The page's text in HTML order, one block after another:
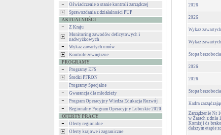
Oświadczenie o stanie kontroli zarządczej
Sprawozdania z działalności PUP
AKTUALNOŚCI
Z Kraju
Monitoring zawodów deficytowych i
nadwyżkowych
Wykaz zawartych umów
Kontrole zewnętrzne
PROGRAMY
Programy EFS
Środki PFRON
Programy Specjalne
Gwarancja dla młodzieży
Program Operacyjny Wiedza Edukacja Rozwój
Regionalny Program Operacyjny Lubuskie 2020
OFERTY PRACY
Oferty regionalne
Oferty krajowe i zagraniczne
2026
2026
Wykaz
Wykaz
Stopa bezrobocia
2026
2026
Stopa bezrobocia
Kadra
Zarządzenie Nr
w Żarach z dnia
Komisji ds
dalszym etapie